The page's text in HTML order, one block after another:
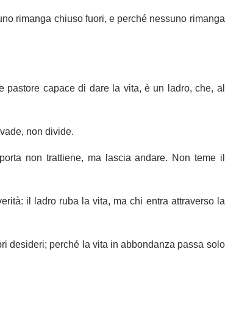
rimanga chiuso fuori, e perché nessuno rimanga
capace di dare la vita, è un ladro, che, al
non divide.
non trattiene, ma lascia andare. Non teme il
il ladro ruba la vita, ma chi entra attraverso la
desideri; perché la vita in abbondanza passa solo